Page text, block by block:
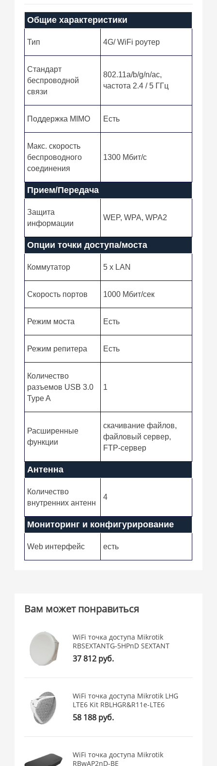
Общие характеристики
Тип 4G/ WiFi роутер
Стандарт
беспроводной
связи
802.11a/b/g/n/ac,
частота 2.4 / 5 ГГц
Поддержка MIMO Есть
Макс. скорость
беспроводного
соединения
1300 Мбит/с
Прием/Передача
Защита
информации
WEP, WPA, WPA2
Опции точки доступа/моста
Коммутатор 5 x LAN
Скорость портов 1000 Мбит/сек
Режим моста Есть
Режим репитера Есть
Количество
разъемов USB 3.0
Type A
1
Расширенные
функции
скачивание файлов,
файловый сервер,
FTP-сервер
Антенна
Количество
внутренних антенн
4
Мониторинг и конфигурирование
Web интерфейс есть
Вам может понравиться
WiFi точка доступа Mikrotik
RBSEXTANTG-5HPnD SEXTANT
37 812 руб.
WiFi точка доступа Mikrotik LHG
LTE6 Kit RBLHGR&R11e-LTE6
58 188 руб.
WiFi точка доступа Mikrotik
RBwAP2nD-BE